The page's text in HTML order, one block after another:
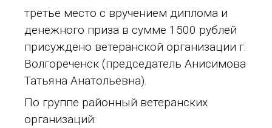
третье место с вручением диплома и
денежного приза в сумме 1500 рублей
присуждено ветеранской организации г.
Волгореченск (председатель Анисимова
Татьяна Анатольевна).
По группе районный ветеранских
организаций: